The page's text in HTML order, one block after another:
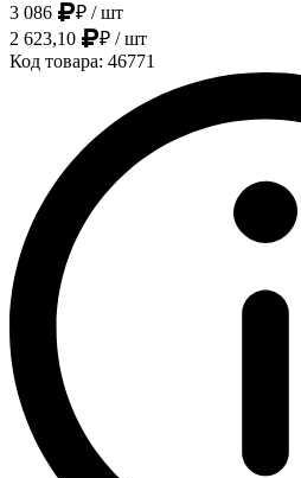
3 086
₽ / шт
2 623,10
₽ / шт
Код товара: 46771